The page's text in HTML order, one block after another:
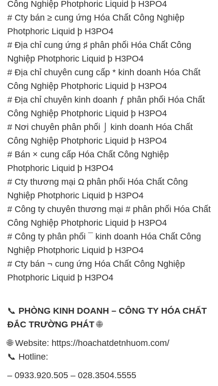
Công Nghiệp Photphoric Liquid þ H3PO4
# Cty bán ≥ cung ứng Hóa Chất Công Nghiệp
Photphoric Liquid þ H3PO4
# Địa chỉ cung ứng ♯ phân phối Hóa Chất Công
Nghiệp Photphoric Liquid þ H3PO4
# Địa chỉ chuyên cung cấp * kinh doanh Hóa Chất
Công Nghiệp Photphoric Liquid þ H3PO4
# Địa chỉ chuyên kinh doanh ƒ phân phối Hóa Chất
Công Nghiệp Photphoric Liquid þ H3PO4
# Nơi chuyên phân phối ⌡ kinh doanh Hóa Chất
Công Nghiệp Photphoric Liquid þ H3PO4
# Bán × cung cấp Hóa Chất Công Nghiệp
Photphoric Liquid þ H3PO4
# Cty thương mại Ω phân phối Hóa Chất Công
Nghiệp Photphoric Liquid þ H3PO4
# Công ty chuyên thương mại # phân phối Hóa Chất
Công Nghiệp Photphoric Liquid þ H3PO4
# Công ty phân phối ¯ kinh doanh Hóa Chất Công
Nghiệp Photphoric Liquid þ H3PO4
# Cty bán ¬ cung ứng Hóa Chất Công Nghiệp
Photphoric Liquid þ H3PO4
📞 PHÒNG KINH DOANH – CÔNG TY HÓA CHẤT
ĐẮC TRƯỜNG PHÁT🌐
🌐 Website: https://hoachatdetnhuom.com/
📞 Hotline:
– 0933.920.505 – 028.3504.5555